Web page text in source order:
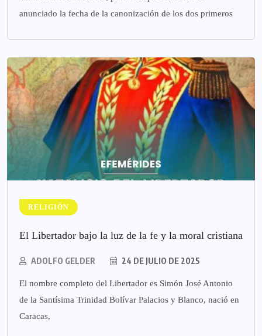
anunciado la fecha de la canonización de los dos primeros
RELIGIÓN
El Libertador bajo la luz de la fe y la moral cristiana
ADOLFO GELDER 24 DE JULIO DE 2025
El nombre completo del Libertador es Simón José Antonio
de la Santísima Trinidad Bolívar Palacios y Blanco, nació en
Caracas,